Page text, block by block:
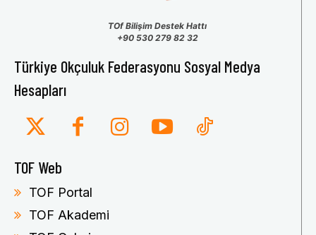
TOf Bilişim Destek Hattı
+90 530 279 82 32
Türkiye Okçuluk Federasyonu Sosyal Medya
Hesapları
TOF Web
TOF Portal
TOF Akademi